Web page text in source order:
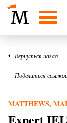
Вернуться назад
Поделиться
MATTHEWS,